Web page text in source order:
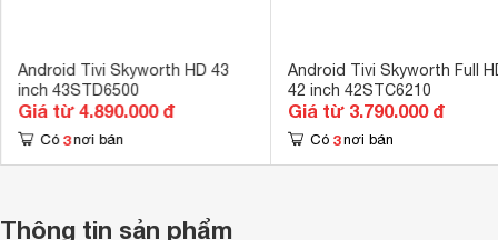
Android Tivi Skyworth HD 43
inch 43STD6500
Giá từ 4.890.000 đ
Có 3 nơi bán
Android Tivi Skyworth Full
42 inch 42STC6210
Giá từ 3.790.000 đ
Có 3 nơi bán
Thông tin sản phẩm